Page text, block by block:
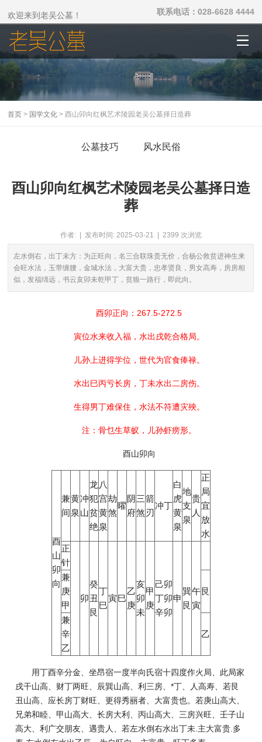
欢迎来到老吴公墓！ 联系电话：028-6628 4444
首页 > 国学文化 > 酉山卯向红枫艺术陵园老吴公墓择日造葬
公墓技巧 风水民俗
酉山卯向红枫艺术陵园老吴公墓择日造
葬
作者: | 发布时间: 2025-03-21 | 2399 次浏览
左水倒右，出丁未方：为正旺向，名三合联珠贵无价，合杨公救贫进神生来
会旺水法，玉带缠腰，金城水法，大富大贵，忠孝贤良，男女高寿，房房相
似，发福绵远，书云亥卯未乾甲丁，贫狼一路行，即此向。
酉卯正向：267.5-272.5
寅位水来收入福，水出戌乾合格局。
儿孙上进得学位，世代为官食俸禄。
水出巳丙亏长房，丁未水出二房伤。
生得男丁难保住，水法不符遭灾殃。
注：骨乜生草蚁，儿孙虾痨形。
酉山卯向
酉
山
卯
向
兼
间
黄
泉
冲
山
龙
犯
贫
绝
八
宫
黄
泉
劫
煞
曜
阴
府
三
煞
箭
刃
冲丁
白
虎
黄
泉
地
支
泉
贵
人
正
局
宜
放
水
正
针
卯
癸
丑
艮
丁
巳
寅巳
乙
庚
亥
卯
未
甲
庚
己卯
丁卯
辛卯
申
巽
艮
午
寅
兼
庚
甲
艮
兼
辛
乙
乙
用丁酉辛分金、坐昂宿一度半向氏宿十四度作火局、此局家
戌干山高、财丁两旺、辰巽山高、利三房、*丁、人高寿、若艮
丑山高、应长房丁财旺、更得秀丽者、大富贵也。若庚山高大、
兄弟和睦、甲山高大、长房大利、丙山高大、三房兴旺、壬子山
高大、利广交朋友、遇贵人、若左水倒右水出丁未.主大富贵.多